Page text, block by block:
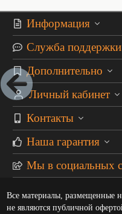
Информация
Служба поддержки
Дополнительно
Личный кабинет
Контакты
Наша гарантия
Мы в социальных
Все материалы, размещенные
не являются публичной